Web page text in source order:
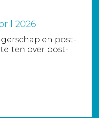
2026
en post-
over post-